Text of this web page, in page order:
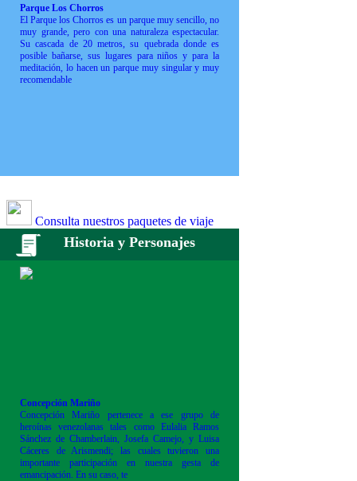
Parque Los Chorros
El Parque los Chorros es un parque muy sencillo, no
muy grande, pero con una naturaleza espectacular.
Su cascada de 20 metros, su quebrada donde es
posible bañarse, sus lugares para niños y para la
meditación, lo hacen un parque muy singular y muy
recomendable
Consulta nuestros paquetes de viaje
Historia y Personajes
Concepción Mariño
Concepción Mariño pertenece a ese grupo de
heroínas venezolanas tales como Eulalia Ramos
Sánchez de Chamberlain, Josefa Camejo, y Luisa
Cáceres de Arismendi; las cuales tuvieron una
importante participación en nuestra gesta de
emancipación. En su caso, te